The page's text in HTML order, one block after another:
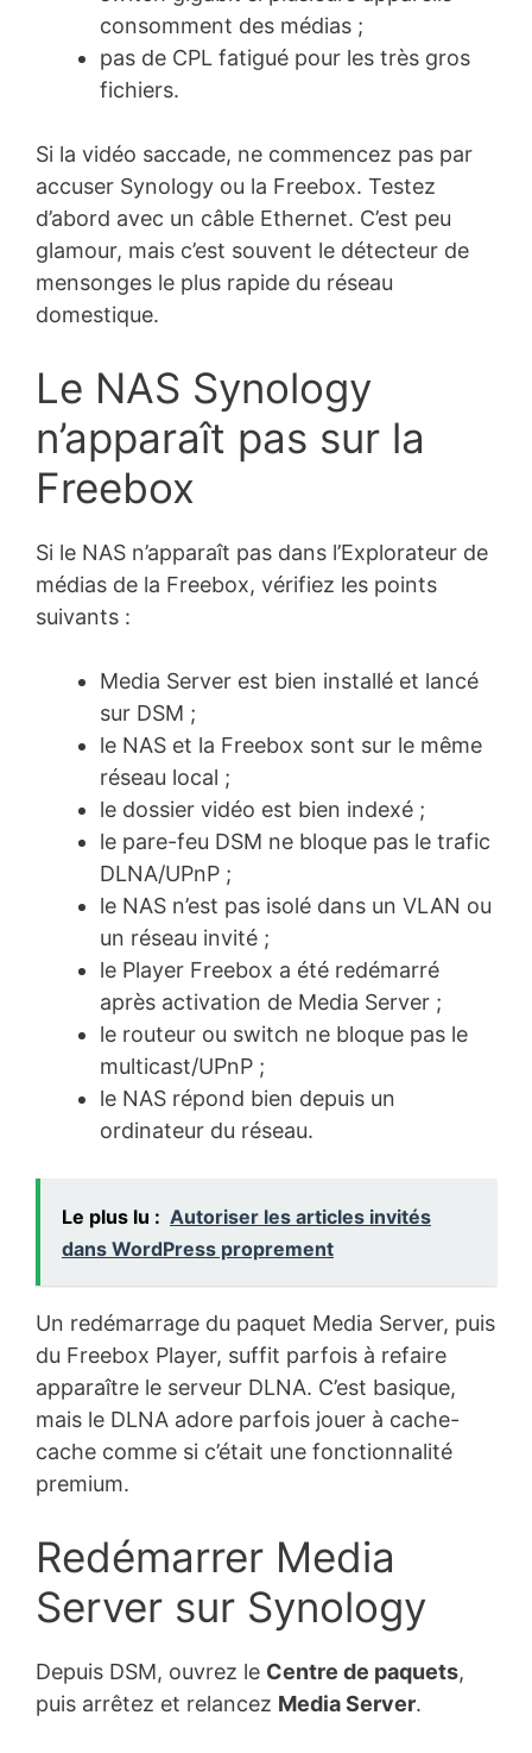
consomment des médias ;
pas de CPL fatigué pour les très gros
fichiers.
Si la vidéo saccade, ne commencez pas par
accuser Synology ou la Freebox. Testez
d’abord avec un câble Ethernet. C’est peu
glamour, mais c’est souvent le détecteur de
mensonges le plus rapide du réseau
domestique.
Le NAS Synology
n’apparaît pas sur la
Freebox
Si le NAS n’apparaît pas dans l’Explorateur de
médias de la Freebox, vérifiez les points
suivants :
Media Server est bien installé et lancé
sur DSM ;
le NAS et la Freebox sont sur le même
réseau local ;
le dossier vidéo est bien indexé ;
le pare-feu DSM ne bloque pas le trafic
DLNA/UPnP ;
le NAS n’est pas isolé dans un VLAN ou
un réseau invité ;
le Player Freebox a été redémarré
après activation de Media Server ;
le routeur ou switch ne bloque pas le
multicast/UPnP ;
le NAS répond bien depuis un
ordinateur du réseau.
Le plus lu : Autoriser les articles invités
dans WordPress proprement
Un redémarrage du paquet Media Server, puis
du Freebox Player, suffit parfois à refaire
apparaître le serveur DLNA. C’est basique,
mais le DLNA adore parfois jouer à cache-
cache comme si c’était une fonctionnalité
premium.
Redémarrer Media
Server sur Synology
Depuis DSM, ouvrez le Centre de paquets,
puis arrêtez et relancez Media Server.